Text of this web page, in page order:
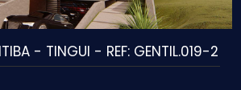
- TINGUI - REF: GENTIL.019-2